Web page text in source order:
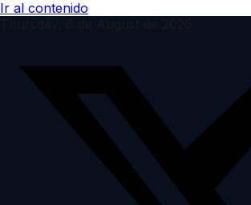
Ir al contenido